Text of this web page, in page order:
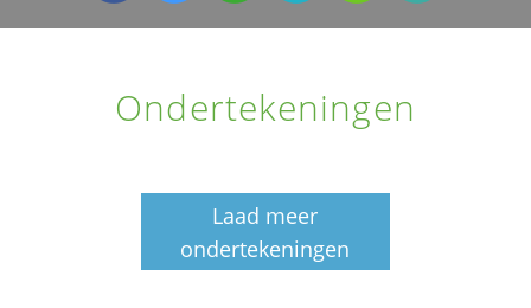
Ondertekeningen
Laad meer
ondertekeningen